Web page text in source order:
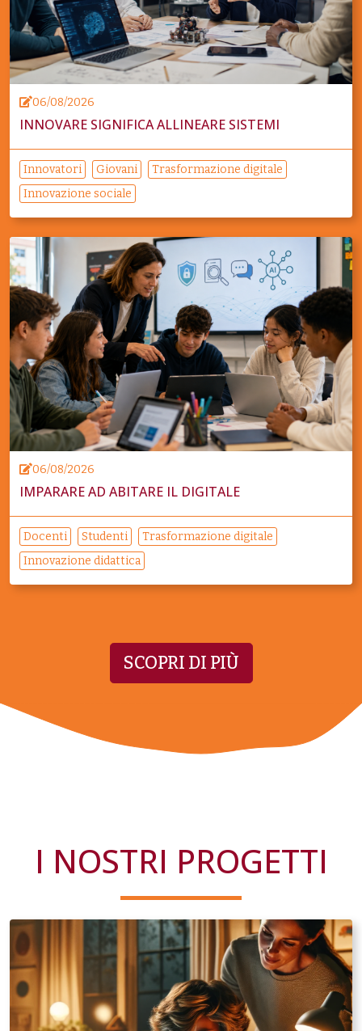
06/08/2026
INNOVARE SIGNIFICA ALLINEARE SISTEMI
Innovatori Giovani
Trasformazione digitale
Innovazione sociale
06/08/2026
IMPARARE AD ABITARE IL DIGITALE
Docenti Studenti
Trasformazione digitale
Innovazione didattica
SCOPRI DI PIÙ
I NOSTRI PROGETTI